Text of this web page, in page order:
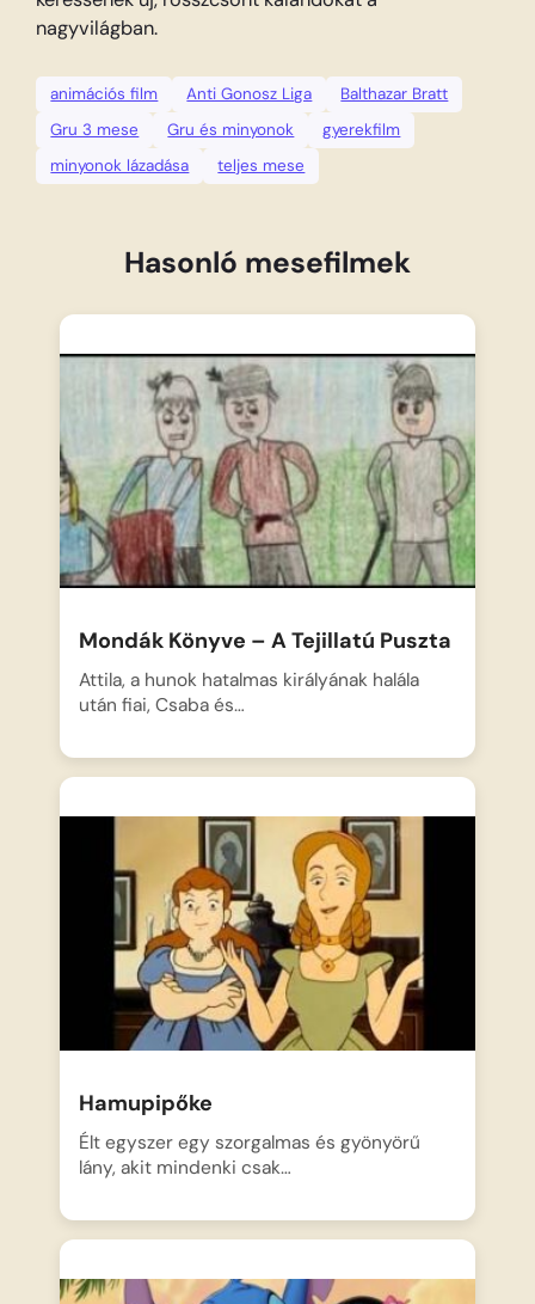
nagyvilágban.
animációs film Anti Gonosz Liga
Balthazar Bratt
Gru 3 mese
Gru és minyonok
gyerekfilm
minyonok lázadása
teljes mese
Hasonló mesefilmek
Mondák Könyve – A Tejillatú Puszta
Attila, a hunok hatalmas királyának halála
után fiai, Csaba és…
Hamupipőke
Élt egyszer egy szorgalmas és gyönyörű
lány, akit mindenki csak…